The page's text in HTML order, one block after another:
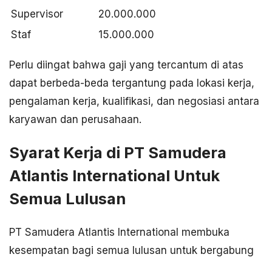
Supervisor
20.000.000
Staf
15.000.000
Perlu diingat bahwa gaji yang tercantum di atas
dapat berbeda-beda tergantung pada lokasi kerja,
pengalaman kerja, kualifikasi, dan negosiasi antara
karyawan dan perusahaan.
Syarat Kerja di PT Samudera
Atlantis International Untuk
Semua Lulusan
PT Samudera Atlantis International membuka
kesempatan bagi semua lulusan untuk bergabung